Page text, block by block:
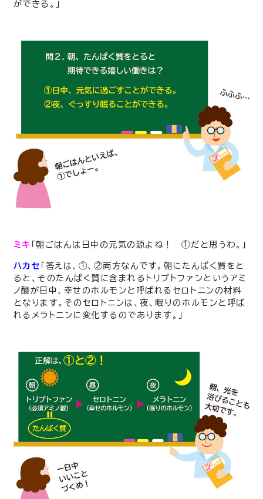
ができる。」
ミキ 「朝ごはんは日中の元気の源よね！ ①だと思うわ。」
ハカセ 「答えは、①、②両方なんです。朝にたんぱく質をと
ると、そのたんぱく質に含まれるトリプトファンというアミ
ノ酸が日中、幸せのホルモンと呼ばれるセロトニンの材料
となります。そのセロトニンは、夜、眠りのホルモンと呼ば
れるメラトニンに変化するのであります。」